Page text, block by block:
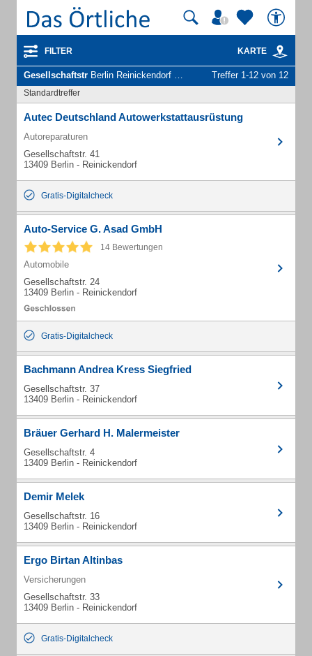
FILTER KARTE
Gesellschaftstr Berlin Reinickendorf - Unternehmen und Personen Treffer 1-12 von 12
Standardtreffer
Autec Deutschland Autowerkstattausrüstung
Autoreparaturen
Gesellschaftstr. 41
13409 Berlin - Reinickendorf
Gratis-Digitalcheck
Auto-Service G. Asad GmbH
14 Bewertungen
Automobile
Gesellschaftstr. 24
13409 Berlin - Reinickendorf
Gratis-Digitalcheck
Bachmann Andrea Kress Siegfried
Gesellschaftstr. 37
13409 Berlin - Reinickendorf
Bräuer Gerhard H. Malermeister
Gesellschaftstr. 4
13409 Berlin - Reinickendorf
Demir Melek
Gesellschaftstr. 16
13409 Berlin - Reinickendorf
Ergo Birtan Altinbas
Versicherungen
Gesellschaftstr. 33
13409 Berlin - Reinickendorf
Gratis-Digitalcheck